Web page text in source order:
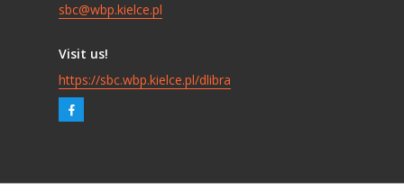
sbc@wbp.kielce.pl
Visit us!
https://sbc.wbp.kielce.pl/dlibra